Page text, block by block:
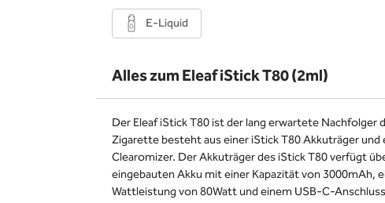
E-Liquid
Alles zum Eleaf iStick T80 (2ml)
Der Eleaf iStick T80 ist der lang erwartete Nachfolger
Zigarette besteht aus einer iStick T80 Akkuträger und
Clearomizer. Der Akkuträger des iStick T80 verfügt
eingebauten Akku mit einer Kapazität von 3000mAh,
Wattleistung von 80Watt und einem USB-C-